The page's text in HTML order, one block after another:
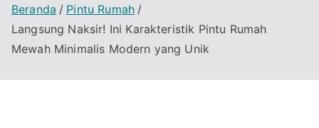
Beranda
Pintu Rumah
Langsung Naksir! Ini Karakteristik Pintu Rumah
Mewah Minimalis Modern yang Unik